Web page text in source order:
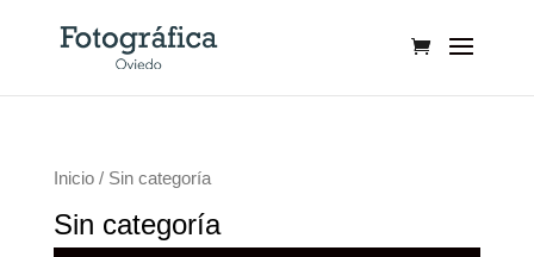
Inicio/ Sin categoría
Sin categoría